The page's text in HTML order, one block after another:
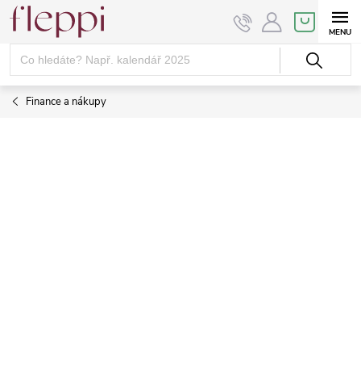
Přejít
obsah
NÁKUPNÍ
KOŠÍK
Finance a nákupy